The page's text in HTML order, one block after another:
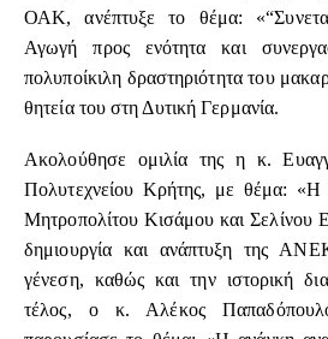
ΟΑΚ, ανέπτυξε το θέμα:
Αγωγή προς ενότητα και
πολυποίκιλη δραστηριότητα του
θητεία του στη Δυτική Γερμανία.
Ακολούθησε ομιλία της η κ.
Πολυτεχνείου Κρήτης, με θέμα: «Η
Μητροπολίτου Κισάμου και Σελίνου
δημιουργία και ανάπτυξη της
γένεση, καθώς και την ιστορική
τέλος, ο κ. Αλέκος